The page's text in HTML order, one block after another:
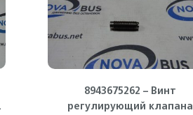
8943675262 – Винт
регулирующий клапана